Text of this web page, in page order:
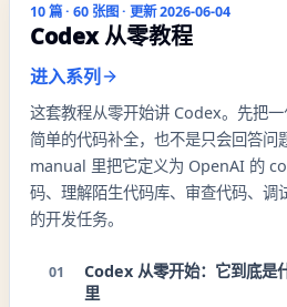
10篇 · 60张图 · 更新2026-06-04
Codex 从零教程
进入系列
这套教程从零开始讲 Codex。先把
简单的代码补全，也不是只会回答问
manual 里把它定义为 OpenAI 的
码、理解陌生代码库、审查代码、调
的开发任务。
01
Codex 从零开始：它到底是
里